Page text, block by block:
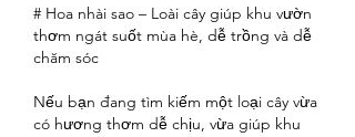
# Hoa nhài sao – Loài cây giúp khu vườn
thơm ngát suốt mùa hè, dễ trồng và dễ
chăm sóc
Nếu bạn đang tìm kiếm một loại cây vừa
có hương thơm dễ chịu, vừa giúp khu